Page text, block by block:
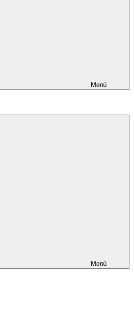
Menü
Menü